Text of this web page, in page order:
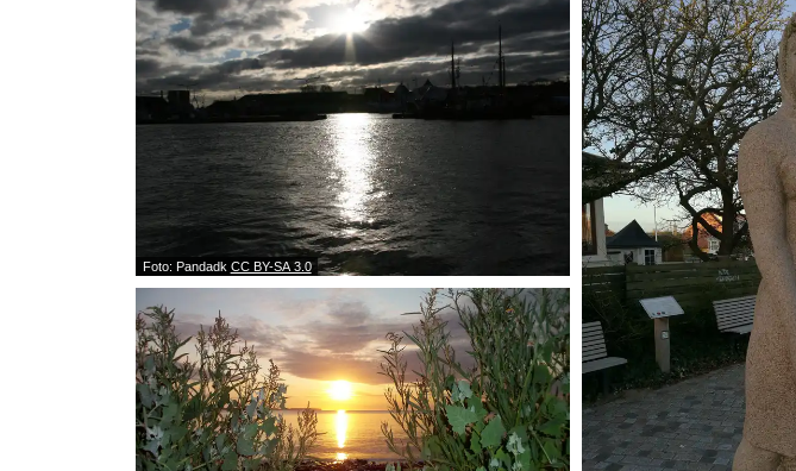
Foto: Pandadk CC BY-SA 3.0